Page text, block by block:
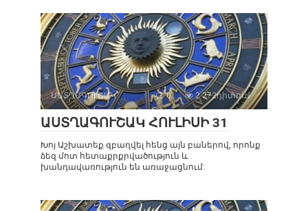
ԱՍՏՂԱԳՈՒՇԱԿ 0 2 272դիտում
ԱՍՏՂԱԳՈՒՇԱԿ ՀՈՒԼԻՍԻ 31
Խոյ Աշխատեք զբաղվել հենց այն բաներով, որոնք
ձեզ մոտ հետաքրքրվածություն և
խանդավառություն են առաջացնում: